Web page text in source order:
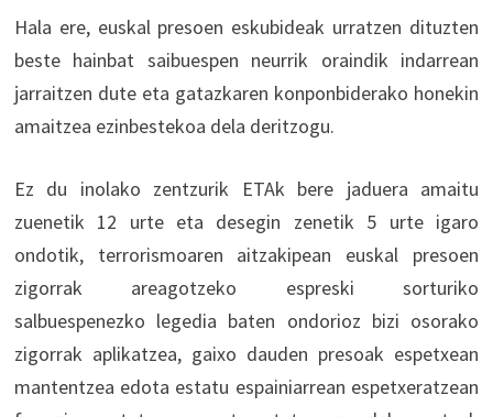
Hala ere, euskal presoen eskubideak urratzen dituzten
beste hainbat saibuespen neurrik oraindik indarrean
jarraitzen dute eta gatazkaren konponbiderako honekin
amaitzea ezinbestekoa dela deritzogu.
Ez du inolako zentzurik ETAk bere jaduera amaitu
zuenetik 12 urte eta desegin zenetik 5 urte igaro
ondotik, terrorismoaren aitzakipean euskal presoen
zigorrak areagotzeko espreski sorturiko
salbuespenezko legedia baten ondorioz bizi osorako
zigorrak aplikatzea, gaixo dauden presoak espetxean
mantentzea edota estatu espainiarrean espetxeratzean